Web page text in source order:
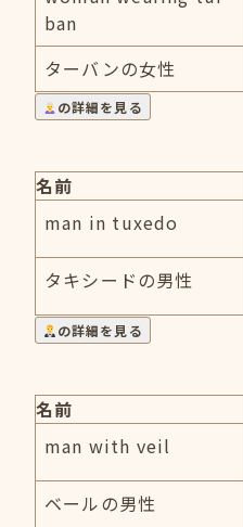
ban
ターバンの女性
の詳細を見る
名前
man in tuxedo
タキシードの男性
の詳細を見る
名前
man with veil
ベールの男性